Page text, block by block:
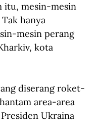
itu, mesin-mesin
hanya
mesin perang
kota
diserang roket-
area-area
Ukraina